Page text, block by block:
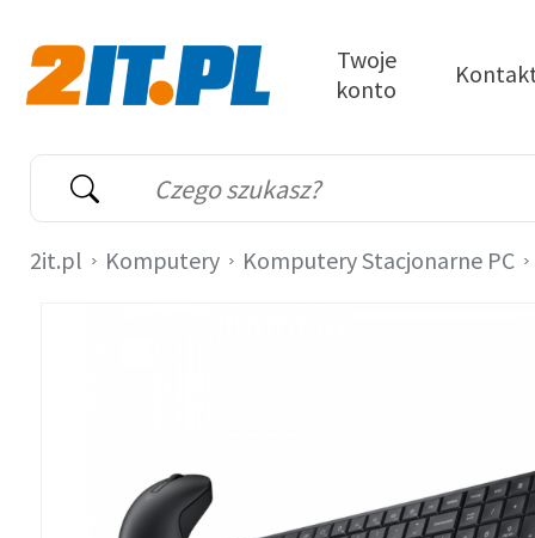
Wyszukiwarka
Słowo kluczowe
Twoje
konto
2it.pl Komputery Komputery Stacjonarne PC